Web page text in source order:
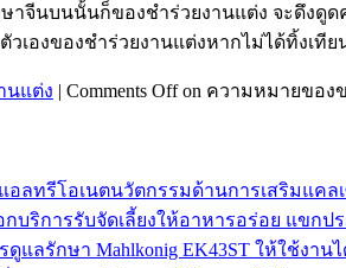
าจีนบนนั้นก็ของชำร่วยงานแต่ง จะดึงดู
วเองของชำร่วยงานแต่งหากไม่ได้ทิ้ง
นแต่ง | Comments Offon ความหมายของ
อลทรีโอเนตนวัตกรรมด้านการเสริมแคล
กบริการรับจัดเลี้ยงให้อาหารอร่อย แขกป
ดูแลรักษา Mahlkonig EK43ST ให้ใช้งาน